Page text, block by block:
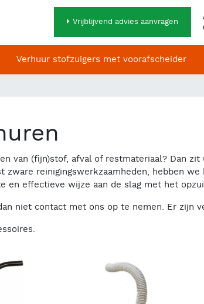
Vrijblijvend advies aanvragen
Verhuur stofzuigers met voorafscheider
van (fijn)stof, afval of restmateriaal? Dan
reinigingswerkzaamheden, hebben
en effectieve wijze aan de slag met het
niet contact met ons op te nemen. Er zijn